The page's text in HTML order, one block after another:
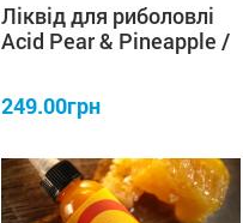
Ліквід для риболовлі
Acid Pear & Pineapple /
250 мл IRON FISH
249.00грн